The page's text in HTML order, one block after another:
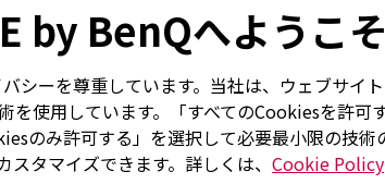
by BenQへようこ
シーを尊重しています。当社は、ウェブサイ
を使用しています。「すべてのCookiesを許可
のみ許可する」を選択して必要最小限の技
タマイズできます。詳しくは、 Cookie Policy